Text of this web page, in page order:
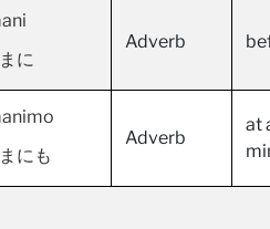
に
Adverb
にも
Adverb
at